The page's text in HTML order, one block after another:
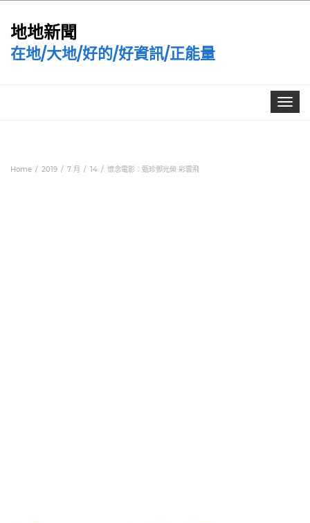
地地新聞
在地/大地/好的/好資訊/正能量
Toggle
Home 2019 7 月 14 懷念電影：甄珍鄧光榮 彩雲飛